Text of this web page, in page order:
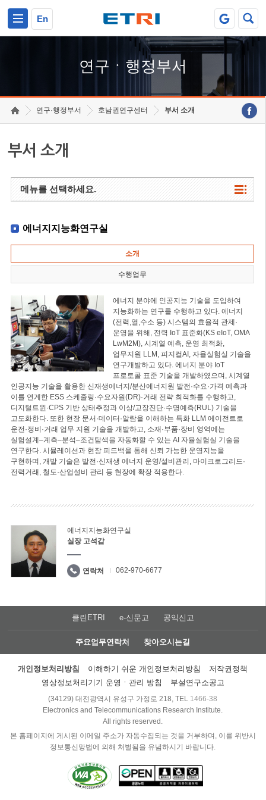
En
연구ㆍ행정부서
연구·행정부서 호남권연구센터 부서 소개
부서 소개
메뉴를 선택하세요.
에너지지능화연구실
소개
수행업무
에너지 분야에 인공지능 기술을 도입하여
지능화하는 연구를 수행하고 있다. 에너지
(전력,열,수소 등) 시스템의 효율적 관제·
운영을 위해, 전력 IoT 표준화(KS eIoT, OMA
LwM2M), 시계열 예측, 운영 최적화,
업무지원 LLM, 피지컬AI, 자율실험실 기술을
연구개발하고 있다. 에너지 분야 IoT
프로토콜 표준 기술을 개발하였으며, 시계열
인공지능 기술을 활용한 신재생에너지/분산에너지원 발전·수요·가격 예측과
이를 연계한 ESS 스케줄링·수요자원(DR)·거래 전략 최적화를 수행하고,
디지털트윈·CPS 기반 상태추정과 이상/고장진단·수명예측(RUL) 기술을
고도화한다. 또한 현장 문서·데이터·알람을 이해하는 특화 LLM 에이전트로
운전·정비·거래 업무 지원 기술을 개발하고, 소재·부품·장비 영역에는
실험설계–계측–분석–조건탐색을 자동화할 수 있는 AI 자율실험실 기술을
연구한다. 시뮬레이션과 현장 피드백을 통해 신뢰 가능한 운영지능을
구현하며, 개발 기술은 발전·신재생 에너지 운영/설비관리, 마이크로그리드·
전력거래, 철도·산업설비 관리 등 현장에 확장 적용한다.
에너지지능화연구실
실장 고석갑
연락처 062-970-6677
클린ETRI e-신문고 공익신고
주요업무연락처 찾아오시는길
개인정보처리방침 이해하기 쉬운 개인정보처리방침
저작권정책
영상정보처리기기 운영ㆍ관리 방침
부설연구소공고
(34129) 대전광역시 유성구 가정로 218, TEL 1466-38
Electronics and Telecommunications Research Institute.
All rights reserved.
본 홈페이지에 게시된 이메일 주소가 자동수집되는 것을 거부하며, 이를 위반시
정보통신망법에 의해 처벌됨을 유념하시기 바랍니다.